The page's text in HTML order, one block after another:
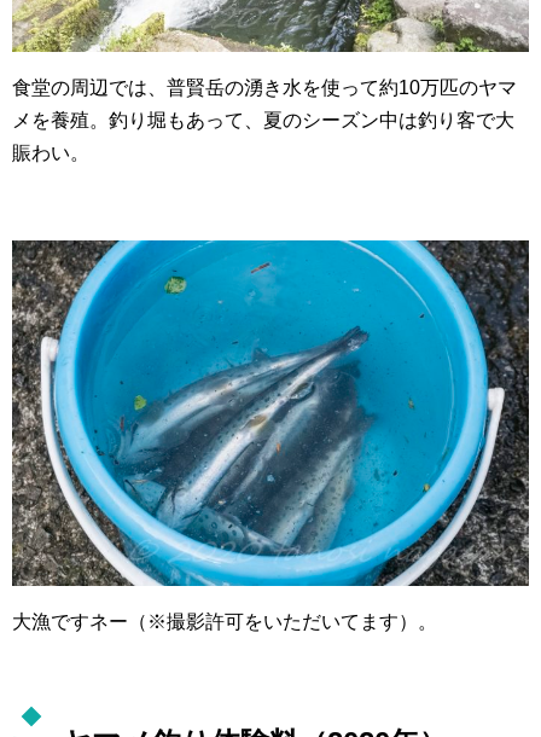
食堂の周辺では、普賢岳の湧き水を使って約10万匹のヤマ
メを養殖。釣り堀もあって、夏のシーズン中は釣り客で大
賑わい。
大漁ですネー（※撮影許可をいただいてます）。